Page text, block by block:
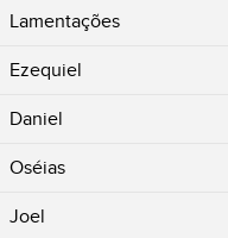
Lamentações
Ezequiel
Daniel
Oséias
Joel